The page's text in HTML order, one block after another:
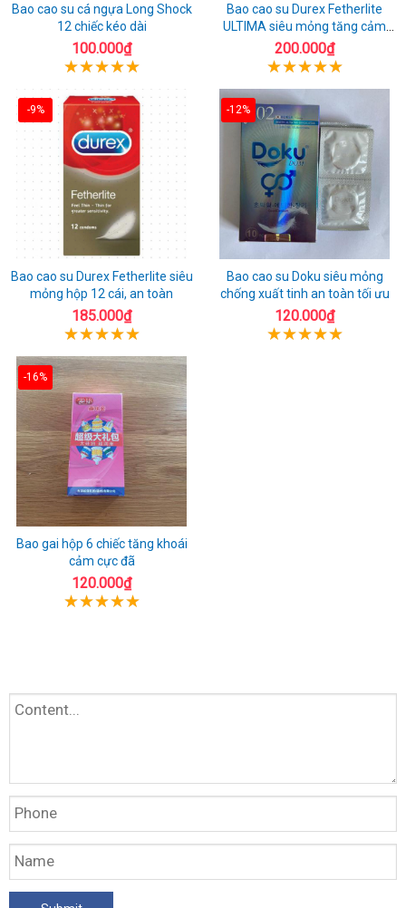
Bao cao su cá ngựa Long Shock
12 chiếc kéo dài
100.000₫
Bao cao su Durex Fetherlite
ULTIMA siêu mỏng tăng cảm
giác
200.000₫
-9%
Bao cao su Durex Fetherlite siêu
mỏng hộp 12 cái, an toàn
185.000₫
-12%
Bao cao su Doku siêu mỏng
chống xuất tinh an toàn tối ưu
120.000₫
-16%
Bao gai hộp 6 chiếc tăng khoái
cảm cực đã
120.000₫